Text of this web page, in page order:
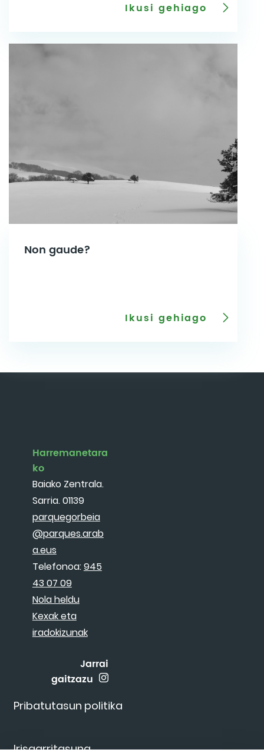
Ikusi gehiago
Non gaude?
Ikusi gehiago
Pribatutasun politika
Irisgarritasuna
Harremanetara
ko
Baiako Zentrala.
Sarria. 01139
parquegorbeia
@parques.arab
a.eus
Telefonoa:945
43 07 09
Nola heldu
Kexak eta
iradokizunak
Jarrai
gaitzazu